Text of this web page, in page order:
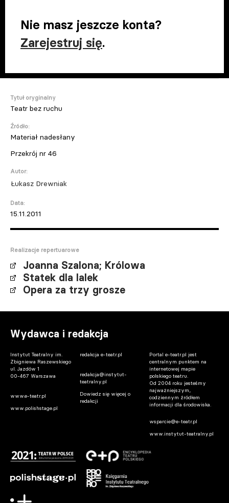
Nie masz jeszcze konta?
Zarejestruj się.
Tytuł oryginalny
Teatr bez ruchu
Źródło:
Materiał nadesłany
Przekrój nr 46
Autor:
Łukasz Drewniak
Data:
15.11.2011
Realizacje repertuarowe
Joanna Szalona; Królowa
Statek dla lalek
Opera za trzy grosze
Wydawca i redakcja
Instytut Teatralny im.
Zbigniewa Raszewskiego
ul. Jazdów 1
00-467 Warszawa
www.e-teatr.pl
www.polishstage.pl
redakcja e-teatr.pl
redakcja@instytut-
teatralny.pl
Dowiedz się więcej o
redakcji
Portal e-teatr.pl jest
centralnym punktem na
internetowej mapie
polskiego teatru.
Od 2004 roku jesteśmy
najważniejszym,
codziennym źródłem
informacji dla środowiska.
wsparcie@e-teatr.pl
www.instytut-teatralny.pl